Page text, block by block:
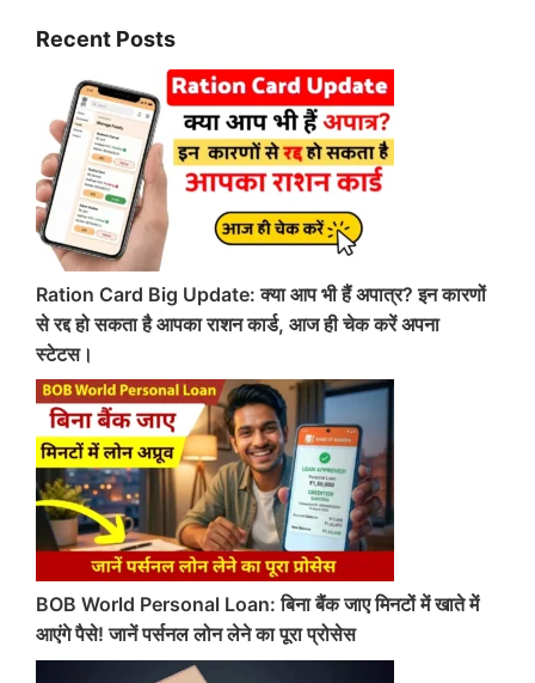
Recent Posts
Ration Card Big Update: क्या आप भी हैं अपात्र? इन कारणों
से रद्द हो सकता है आपका राशन कार्ड, आज ही चेक करें अपना
स्टेटस।
BOB World Personal Loan: बिना बैंक जाए मिनटों में खाते में
आएंगे पैसे! जानें पर्सनल लोन लेने का पूरा प्रोसेस